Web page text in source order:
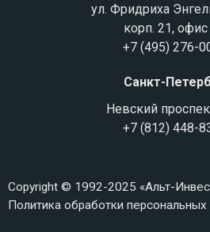
ул. Фридриха
корп. 21,
+7 (495) 276-
Санкт-
Невский
+7 (812) 448-
Copyright © 1992-2025 «Альт-
Политика обработки